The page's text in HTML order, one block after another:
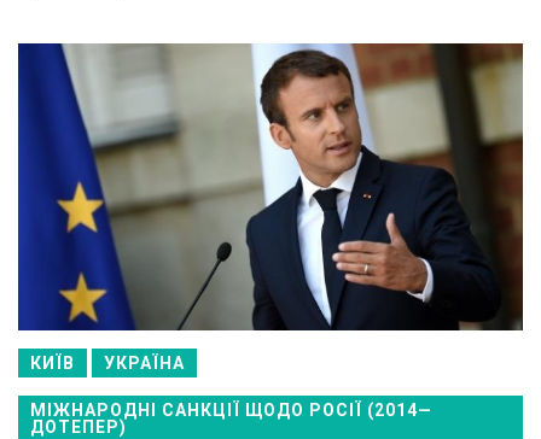
КИЇВ УКРАЇНА
МІЖНАРОДНІ САНКЦІЇ ЩОДО РОСІЇ (2014—
ДОТЕПЕР)